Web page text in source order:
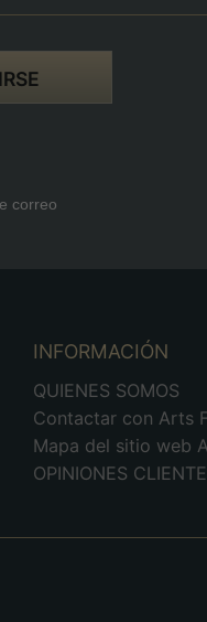
correo
INFORMACIÓN
QUIENES SOMOS
Contactar con Arts
Mapa del sitio web
OPINIONES